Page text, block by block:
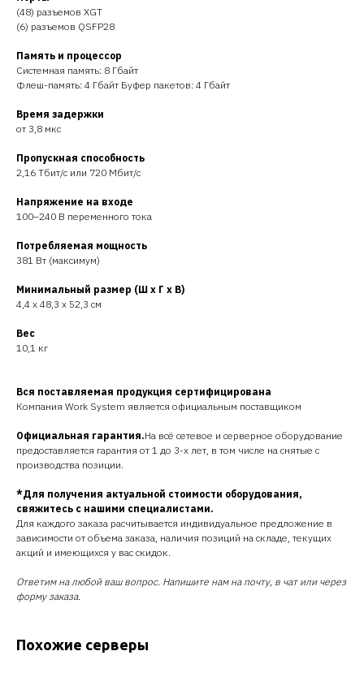
(48) разъемов XGT
(6) разъемов QSFP28
Память и процессор
Системная память: 8 Гбайт
Флеш-память: 4 Гбайт Буфер пакетов: 4 Гбайт
Время задержки
от 3,8 мкс
Пропускная способность
2,16 Тбит/с или 720 Мбит/с
Напряжение на входе
100–240 В переменного тока
Потребляемая мощность
381 Вт (максимум)
Минимальный размер (Ш x Г x В)
4,4 x 48,3 x 52,3 см
Вес
10,1 кг
Вся поставляемая продукция сертифицирована
Компания Work System является официальным поставщиком
Официальная гарантия.На всё сетевое и серверное оборудование
предоставляется гарантия от 1 до 3-х лет, в том числе на снятые с
производства позиции.
*Для получения актуальной стоимости оборудования,
свяжитесь с нашими специалистами.
Для каждого заказа расчитывается индивидуальное предложение в
зависимости от объема заказа, наличия позиций на складе, текущих
акций и имеющихся у вас скидок.
Ответим на любой ваш вопрос. Напишите нам на почту, в чат или через
форму заказа.
Похожие серверы